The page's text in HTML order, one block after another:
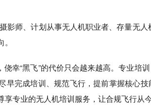
影师、计划从事无人机职业者、存量无
侥幸“黑飞”的代价只会越来越高。专业培
早完成培训、规范飞行，提前掌握核心
专业的无人机培训服务，让合规飞行从